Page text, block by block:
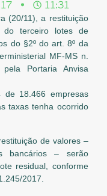
11:31
(20/11), a restituição
do terceiro lotes de
do §2º do art. 8º da
MF-MS n.
pela Portaria Anvisa
de 18.466 empresas
taxas tenha ocorrido
de valores –
bancários – serão
residual, conforme
2017.